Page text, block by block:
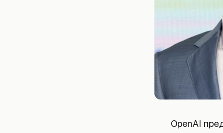
OpenAI